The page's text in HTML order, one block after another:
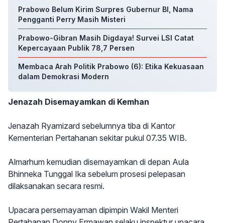
Prabowo Belum Kirim Surpres Gubernur BI, Nama
Pengganti Perry Masih Misteri
Prabowo-Gibran Masih Digdaya! Survei LSI Catat
Kepercayaan Publik 78,7 Persen
Membaca Arah Politik Prabowo (6): Etika Kekuasaan
dalam Demokrasi Modern
Jenazah Disemayamkan di Kemhan
Jenazah Ryamizard sebelumnya tiba di Kantor
Kementerian Pertahanan sekitar pukul 07.35 WIB.
Almarhum kemudian disemayamkan di depan Aula
Bhinneka Tunggal Ika sebelum prosesi pelepasan
dilaksanakan secara resmi.
Upacara persemayaman dipimpin Wakil Menteri